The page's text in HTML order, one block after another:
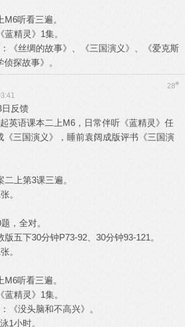
听看三遍。
精灵》1集。
《丝绸的故事》、《三国演义》、《爱克斯
探故事》。
28#
日反馈
英语课本二上M6，日常伴听《蓝精灵》任
《三国演义》，睡前袁阔成版评书《三国演
上第3课三遍。
。
，全对。
五下30分钟P73-92、30分钟93-121。
。
听看三遍。
精灵》1集。
《没头脑和不高兴》。
1小时。